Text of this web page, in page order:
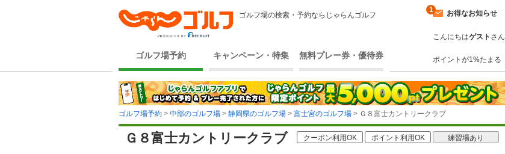
ゴルフ場の検索・予約ならじゃらんゴルフ
ゴルフ場予約 キャンペーン・特集 無料プレー券・優待券
お得なお知らせ
1
こんにちはゲスト さん
ポイントが1%たまる
ゴルフ場予約 > 中部のゴルフ場 > 静岡県のゴルフ場 > 富士宮のゴルフ場 > Ｇ８富士カントリークラブ
Ｇ８富士カントリークラブ クーポン利用OK ポイント利用OK 練習場あり